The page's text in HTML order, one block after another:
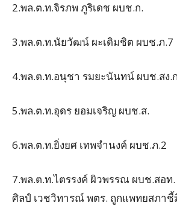
2.พล.ต.ท.จิรภพ ภูริเดช ผบช.ก.
3.พล.ต.ท.นัยวัฒน์ ผะเดิมชิต ผบช.ภ.7
4.พล.ต.ท.อนุชา รมยะนันทน์ ผบช.สง.
5.พล.ต.ท.อุดร ยอมเจริญ ผบช.ส.
6.พล.ต.ท.ยิ่งยศ เทพจำนงค์ ผบช.ภ.2
7.พล.ต.ท.ไตรรงค์ ผิวพรรณ ผบช.สอ
ศิลป์ เวชวิทารณ์ พตร. ถูกแพทยสภาชี้